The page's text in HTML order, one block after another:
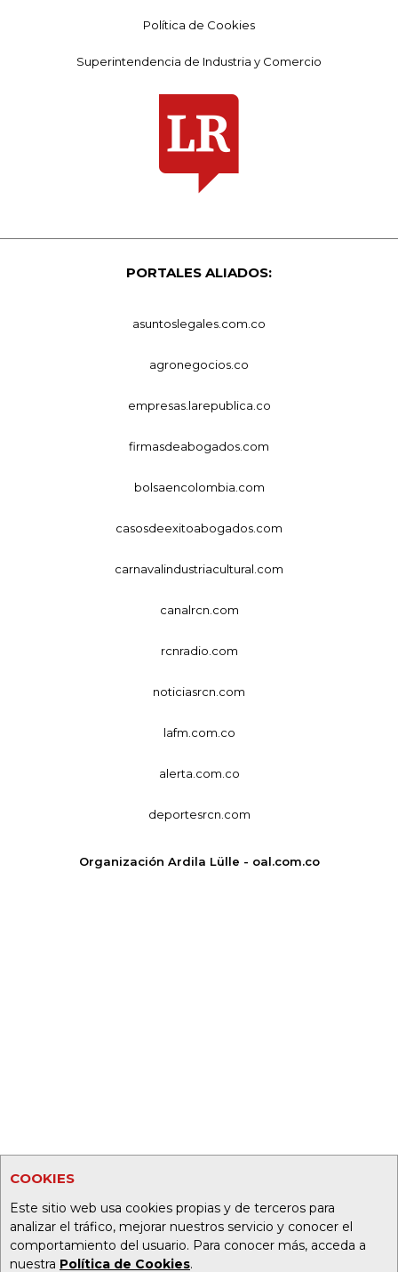
COOKIES
Este sitio web usa cookies propias y de terceros para
analizar el tráfico, mejorar nuestros servicio y conocer el
comportamiento del usuario. Para conocer más, acceda a
nuestra Política de Cookies.
Política de Cookies
Superintendencia de Industria y Comercio
PORTALES ALIADOS:
asuntoslegales.com.co
agronegocios.co
empresas.larepublica.co
firmasdeabogados.com
bolsaencolombia.com
casosdeexitoabogados.com
carnavalindustriacultural.com
canalrcn.com
rcnradio.com
noticiasrcn.com
lafm.com.co
alerta.com.co
deportesrcn.com
Organización Ardila Lülle - oal.com.co